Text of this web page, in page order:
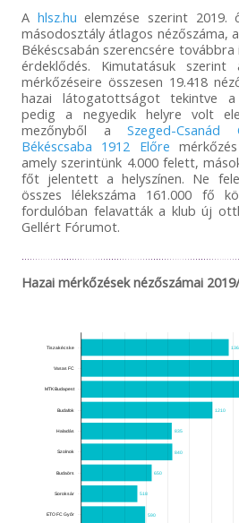
A hlsz.hu elemzése szerint
másodosztály átlagos nézőszáma,
Békéscsabán szerencsére
érdeklődés. Kimutatásuk szerint
mérkőzéseire összesen 19.418
hazai látogatottságot tekintve a
pedig a negyedik helyre volt
mezőnyből aSzeged-
Békéscsaba 1912 Előre
amely szerintünk 4.000 felett,
főt jelentett a helyszínen. Ne
összes lélekszáma 161.000 fő
fordulóban felavatták a klub új
Gellért Fórumot.
Hazai mérkőzések nézőszámai
1210
835
840
650
518
590
Tiszakécske
Vasas FC
MTK Budapest
Budafok
Haladás
Szolnok
Budaörs
Soroksár
ETO FC Győr